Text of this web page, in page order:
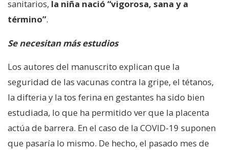
sanitarios, la niña nació “vigorosa, sana y a
término”.
Se necesitan más estudios
Los autores del manuscrito explican que la
seguridad de las vacunas contra la gripe, el tétanos,
la difteria y la tos ferina en gestantes ha sido bien
estudiada, lo que ha permitido ver que la placenta
actúa de barrera. En el caso de la COVID-19 suponen
que pasaría lo mismo. De hecho, el pasado mes de